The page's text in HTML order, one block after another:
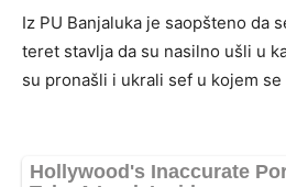
Iz PU Banjaluka je saopšteno da
teret stavlja da su nasilno ušli u
su pronašli i ukrali sef u kojem